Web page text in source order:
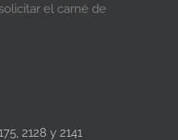
el carné de
2128 y 2141